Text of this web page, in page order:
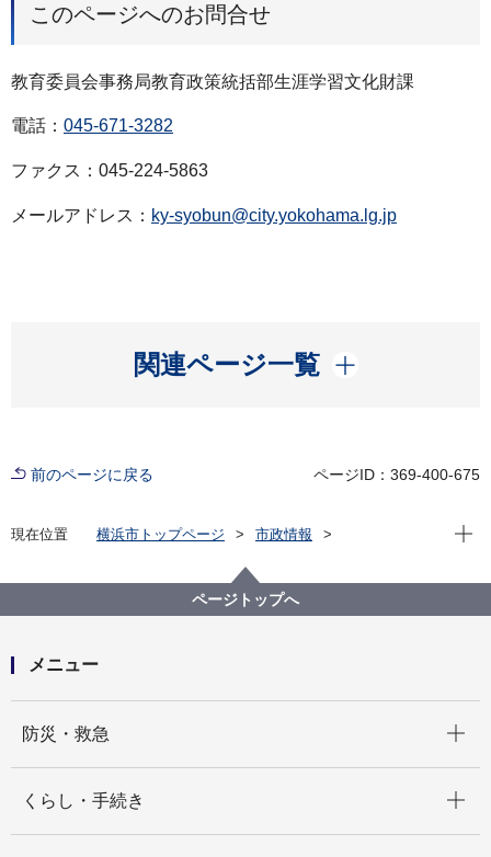
このページへのお問合せ
教育委員会事務局教育政策統括部生涯学習文化財課
電話： 045-671-3282
ファクス：045-224-5863
メールアドレス： ky-syobun@city.yokohama.lg.jp
関連ページ一覧
開く
前のページに戻る ページID：369-400-675
現在位置 横浜市トップページ
市政情報
記者発表 2023年度
国登録有形文化財（建造物）に係る答申について
現在
ページトップへ
メニュー
防災・救急
くらし・手続き